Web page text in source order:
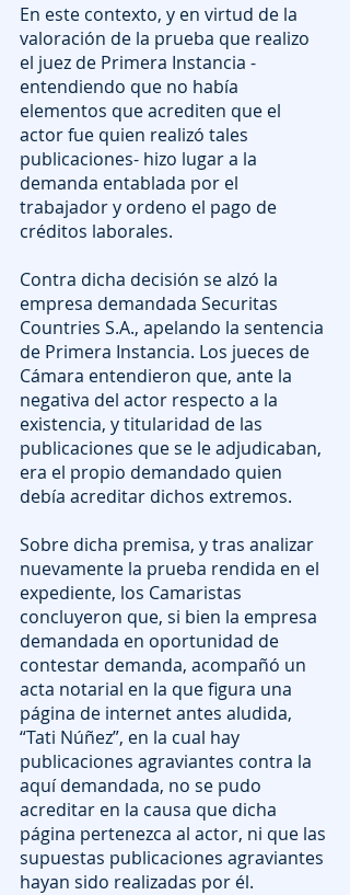
En este contexto, y en virtud de la
valoración de la prueba que realizo
el juez de Primera Instancia -
entendiendo que no había
elementos que acrediten que el
actor fue quien realizó tales
publicaciones- hizo lugar a la
demanda entablada por el
trabajador y ordeno el pago de
créditos laborales.
Contra dicha decisión se alzó la
empresa demandada Securitas
Countries S.A., apelando la sentencia
de Primera Instancia. Los jueces de
Cámara entendieron que, ante la
negativa del actor respecto a la
existencia, y titularidad de las
publicaciones que se le adjudicaban,
era el propio demandado quien
debía acreditar dichos extremos.
Sobre dicha premisa, y tras analizar
nuevamente la prueba rendida en el
expediente, los Camaristas
concluyeron que, si bien la empresa
demandada en oportunidad de
contestar demanda, acompañó un
acta notarial en la que figura una
página de internet antes aludida,
“Tati Núñez”, en la cual hay
publicaciones agraviantes contra la
aquí demandada, no se pudo
acreditar en la causa que dicha
página pertenezca al actor, ni que las
supuestas publicaciones agraviantes
hayan sido realizadas por él.